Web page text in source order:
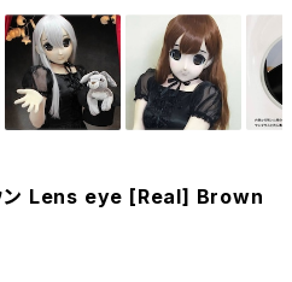
ン Lens eye [Real] Brown